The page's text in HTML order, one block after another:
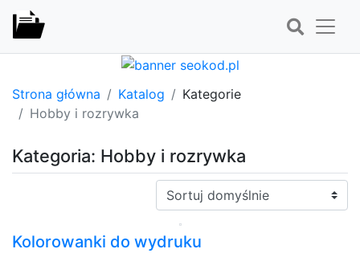
Strona główna Katalog
Kategorie
Hobby i rozrywka
Kategoria: Hobby i rozrywka
Sortuj:
Kolorowanki do wydruku